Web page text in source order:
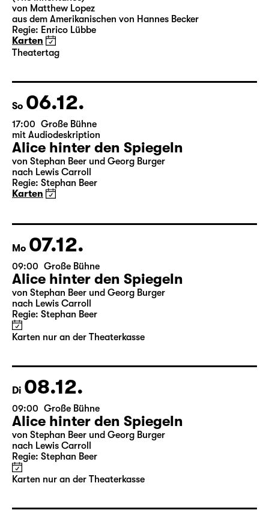
15:00 Große Bühne
Theatertag
Das Vermächtnis
(The Inheritance)
von Matthew Lopez
Karten
Theatertag
So 06.12.
17:00
Große Bühne
mit Audiodeskription
Alice hinter den Spiegeln
Regie: Stephan Beer
Karten
Mo 07.12.
09:00 Große Bühne
Alice hinter den Spiegeln
von Stephan Beer und Georg Burger
Karten nur an der Theaterkasse
Di 08.12.
09:00 Große Bühne
Alice hinter den Spiegeln
von Stephan Beer und Georg Burger